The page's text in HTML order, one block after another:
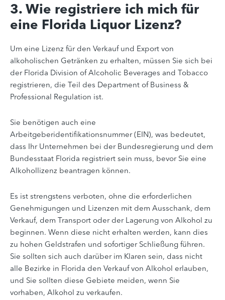
3. Wie registriere ich mich für
eine Florida Liquor Lizenz?
Um eine Lizenz für den Verkauf und Export von
alkoholischen Getränken zu erhalten, müssen Sie sich bei
der Florida Division of Alcoholic Beverages and Tobacco
registrieren, die Teil des Department of Business &
Professional Regulation ist.
Sie benötigen auch eine
Arbeitgeberidentifikationsnummer (EIN), was bedeutet,
dass Ihr Unternehmen bei der Bundesregierung und dem
Bundesstaat Florida registriert sein muss, bevor Sie eine
Alkohollizenz beantragen können.
Es ist strengstens verboten, ohne die erforderlichen
Genehmigungen und Lizenzen mit dem Ausschank, dem
Verkauf, dem Transport oder der Lagerung von Alkohol zu
beginnen. Wenn diese nicht erhalten werden, kann dies
zu hohen Geldstrafen und sofortiger Schließung führen.
Sie sollten sich auch darüber im Klaren sein, dass nicht
alle Bezirke in Florida den Verkauf von Alkohol erlauben,
und Sie sollten diese Gebiete meiden, wenn Sie
vorhaben, Alkohol zu verkaufen.